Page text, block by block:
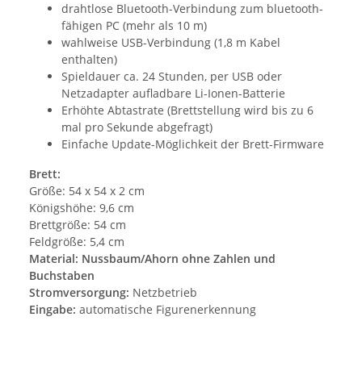
drahtlose Bluetooth-Verbindung zum bluetooth-
fähigen PC (mehr als 10 m)
wahlweise USB-Verbindung (1,8 m Kabel
enthalten)
Spieldauer ca. 24 Stunden, per USB oder
Netzadapter aufladbare Li-Ionen-Batterie
Erhöhte Abtastrate (Brettstellung wird bis zu 6
mal pro Sekunde abgefragt)
Einfache Update-Möglichkeit der Brett-Firmware
Brett:
Größe: 54 x 54 x 2 cm
Königshöhe: 9,6 cm
Brettgröße: 54 cm
Feldgröße: 5,4 cm
Material: Nussbaum/Ahorn ohne Zahlen und
Buchstaben
Stromversorgung: Netzbetrieb
Eingabe: automatische Figurenerkennung